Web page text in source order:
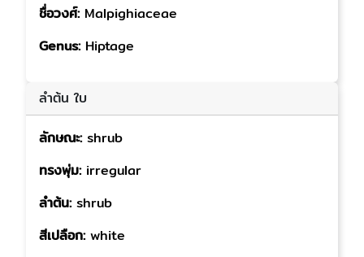
ชื่อวงศ์: Malpighiaceae
Genus: Hiptage
ลำต้น ใบ
ลักษณะ: shrub
ทรงพุ่ม: irregular
ลำต้น: shrub
สีเปลือก: white